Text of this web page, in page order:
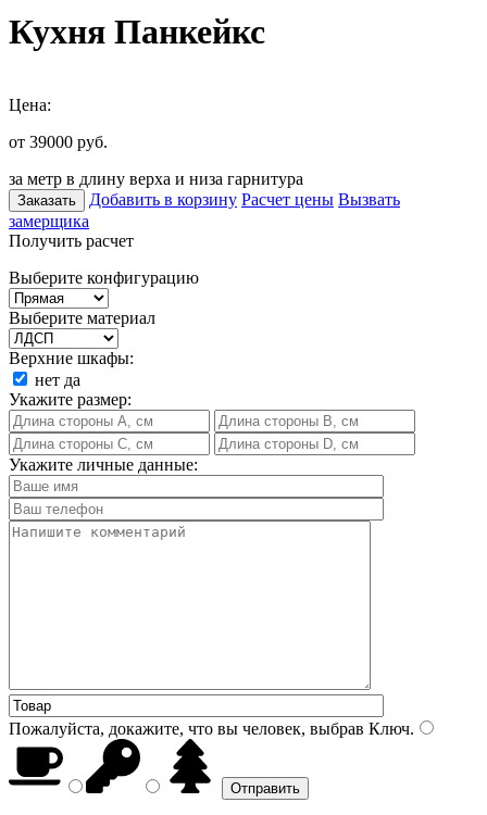
Кухня Панкейкс
Цена:
от 39000 руб.
за метр в длину верха и низа гарнитура
Заказать Добавить в корзину Расчет цены Вызвать
замерщика
Получить расчет
Выберите конфигурацию
Выберите материал
Верхние шкафы:
нет да
Укажите размер:
Укажите личные данные:
Пожалуйста, докажите, что вы человек, выбрав Ключ.